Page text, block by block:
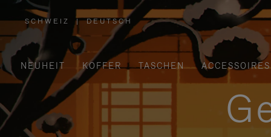
SCHWEIZ
,
WÄHLEN
IHRE
REGION
AUS
| DEUTSCH
NEUHEIT KOFFER TASCHEN ACCESSOIRES